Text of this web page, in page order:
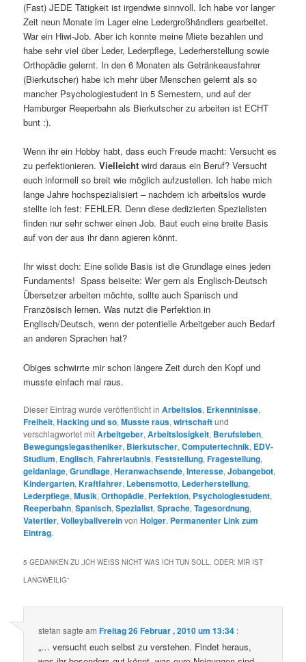
(Fast) JEDE Tätigkeit ist irgendwie sinnvoll. Ich habe vor langer
Zeit neun Monate im Lager eine Ledergroßhändlers gearbeitet.
War ein Hiwi-Job. Aber ich konnte meine Miete bezahlen und
habe sehr viel über Leder, Lederpflege, Lederherstellung sowie
Orthopädie gelernt. In den 6 Monaten als Getränkeausfahrer
(Bierkutscher) habe ich mehr über Menschen gelernt als so
mancher Psychologiestudent in 5 Semestern, und auf der
Hamburger Reeperbahn als Bierkutscher zu arbeiten ist ECHT
bunt :).
Wenn ihr ein Hobby habt, dass euch Freude macht: Versucht es
zu perfektionieren.Vielleicht wird daraus ein Beruf? Versucht
euch informell so breit wie möglich aufzustellen. Ich habe mich
lange Jahre hochspezialisiert – nachdem ich arbeitslos wurde
stellte ich fest: FEHLER. Denn diese dedizierten Spezialisten
finden nur sehr schwer einen Job. Baut euch eine breite Basis
auf von der aus ihr dann agieren könnt.
Ihr wisst doch: Eine solide Basis ist die Grundlage eines jeden
Fundaments! Spass beiseite: Wer gern als Englisch-Deutsch
Übersetzer arbeiten möchte, sollte auch Spanisch und
Französisch lernen. Was nutzt die Perfektion in
Englisch/Deutsch, wenn der potentielle Arbeitgeber auch Bedarf
an anderen Sprachen hat?
Obiges schwirrte mir schon längere Zeit durch den Kopf und
musste einfach mal raus.
Dieser Eintrag wurde veröffentlicht inArbeitslos, Erkenntnisse,
Freiheit,Hacking und so,Musste raus,wirtschaftund
verschlagwortet mitArbeitgeber,Arbeitslosigkeit, Berufsleben,
Bewegungslegastheniker, Bierkutscher,Computertechnik, EDV-
Studium, Englisch,Fahrerlaubnis,Feststellung,Fragestellung,
geldanlage,Grundlage,Heranwachsende,Interesse,Jobangebot,
Kindergarten,Kraftfahrer, Lebensmotto, Lederherstellung,
Lederpflege,Musik,Orthopädie, Perfektion, Psychologiestudent,
Reeperbahn,Spanisch,Spezialist,Sprache,Tagesordnung,
Vatertier,VolleyballvereinvonHolger. Permanenter Link zum
Eintrag.
5 GEDANKEN ZU „ICH WEISS NICHT WAS ICH TUN SOLL. ODER: MIR IST
LANGWEILIG“
stefan sagte amFreitag 26 Februar , 2010 um 13:34 :
„… versucht euch selbst zu verstehen. Findet heraus,